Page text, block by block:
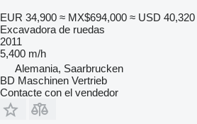
EUR 34,900 ≈ MX$694,000 ≈ USD 40,320
Excavadora de ruedas
2011
5,400 m/h
Alemania, Saarbrucken
BD Maschinen Vertrieb
Contacte con el vendedor